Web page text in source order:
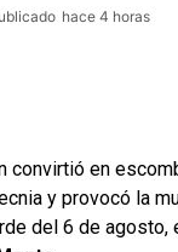
hace 4 horas
convirtió en
y provocó la
del 6 de agosto,